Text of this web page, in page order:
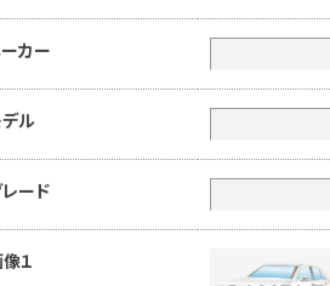
カー
ル
ード
１